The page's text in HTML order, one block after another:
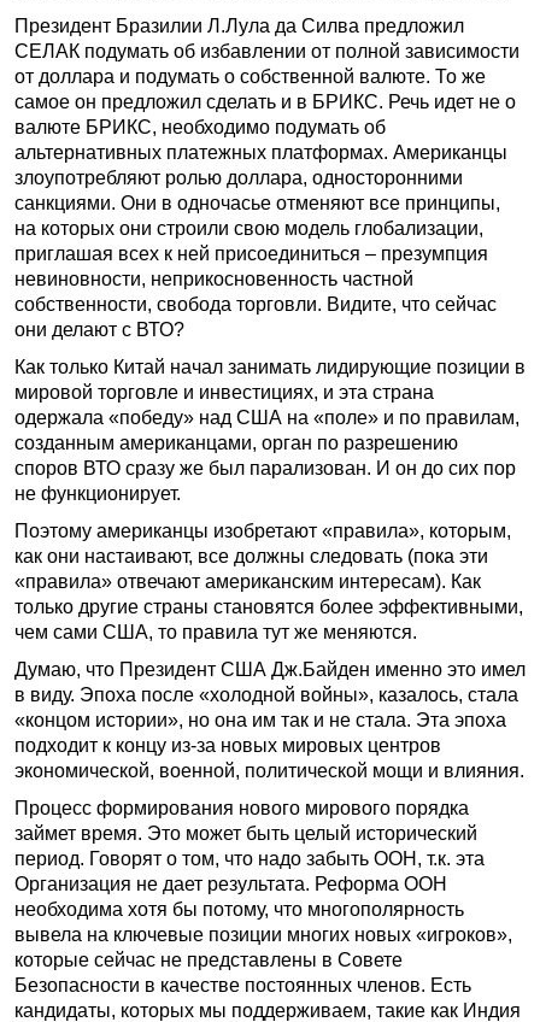
Президент Бразилии Л.Лула да Силва предложил
СЕЛАК подумать об избавлении от полной зависимости
от доллара и подумать о собственной валюте. То же
самое он предложил сделать и в БРИКС. Речь идет не о
валюте БРИКС, необходимо подумать об
альтернативных платежных платформах. Американцы
злоупотребляют ролью доллара, односторонними
санкциями. Они в одночасье отменяют все принципы,
на которых они строили свою модель глобализации,
приглашая всех к ней присоединиться – презумпция
невиновности, неприкосновенность частной
собственности, свобода торговли. Видите, что сейчас
они делают с ВТО?
Как только Китай начал занимать лидирующие позиции в
мировой торговле и инвестициях, и эта страна
одержала «победу» над США на «поле» и по правилам,
созданным американцами, орган по разрешению
споров ВТО сразу же был парализован. И он до сих пор
не функционирует.
Поэтому американцы изобретают «правила», которым,
как они настаивают, все должны следовать (пока эти
«правила» отвечают американским интересам). Как
только другие страны становятся более эффективными,
чем сами США, то правила тут же меняются.
Думаю, что Президент США Дж.Байден именно это имел
в виду. Эпоха после «холодной войны», казалось, стала
«концом истории», но она им так и не стала. Эта эпоха
подходит к концу из-за новых мировых центров
экономической, военной, политической мощи и влияния.
Процесс формирования нового мирового порядка
займет время. Это может быть целый исторический
период. Говорят о том, что надо забыть ООН, т.к. эта
Организация не дает результата. Реформа ООН
необходима хотя бы потому, что многополярность
вывела на ключевые позиции многих новых «игроков»,
которые сейчас не представлены в Совете
Безопасности в качестве постоянных членов. Есть
кандидаты, которых мы поддерживаем, такие как Индия